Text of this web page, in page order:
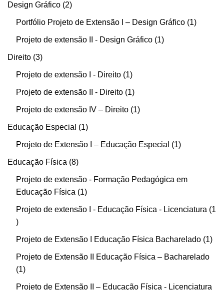
Design Gráfico 2
Portfólio Projeto de Extensão I – Design Gráfico 1
Projeto de extensão II - Design Gráfico 1
Direito 3
Projeto de extensão I - Direito 1
Projeto de extensão II - Direito 1
Projeto de extensão IV – Direito 1
Educação Especial 1
Projeto de Extensão I – Educação Especial 1
Educação Física 8
Projeto de extensão - Formação Pedagógica em
Educação Física
1
Projeto de extensão I - Educação Física - Licenciatura 1
Projeto de Extensão I Educação Física Bacharelado 1
Projeto de Extensão II Educação Física – Bacharelado
1
Projeto de Extensão II – Educação Física - Licenciatura